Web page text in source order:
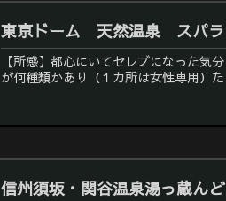
東京ドーム 天然温泉 スパラ
【所感】都心にいてセレブになった
が何種類かあり（１カ所は女性専用）
信州須坂・関谷温泉湯っ蔵んど